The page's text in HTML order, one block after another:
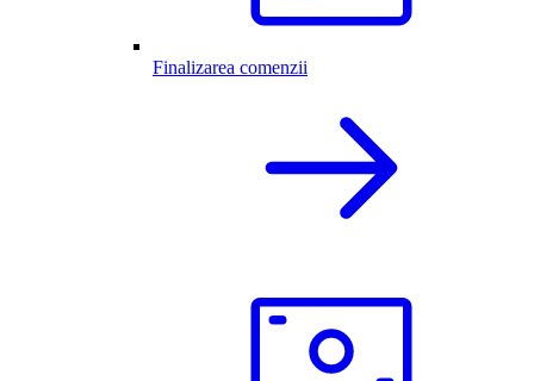
Finalizarea comenzii